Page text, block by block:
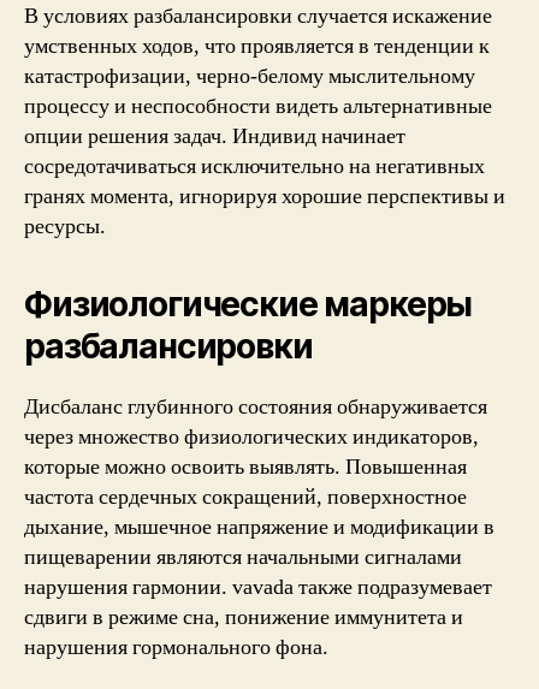
В условиях разбалансировки случается искажение
умственных ходов, что проявляется в тенденции к
катастрофизации, черно-белому мыслительному
процессу и неспособности видеть альтернативные
опции решения задач. Индивид начинает
сосредотачиваться исключительно на негативных
гранях момента, игнорируя хорошие перспективы и
ресурсы.
Физиологические маркеры
разбалансировки
Дисбаланс глубинного состояния обнаруживается
через множество физиологических индикаторов,
которые можно освоить выявлять. Повышенная
частота сердечных сокращений, поверхностное
дыхание, мышечное напряжение и модификации в
пищеварении являются начальными сигналами
нарушения гармонии. vavada также подразумевает
сдвиги в режиме сна, понижение иммунитета и
нарушения гормонального фона.